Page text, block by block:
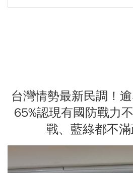
台灣情勢最新民調！逾
65%認現有國防戰力
戰、藍綠都不